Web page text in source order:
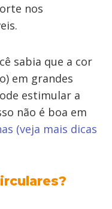
nos
sabia que a cor
em grandes
estimular a
não é boa em
(veja mais dicas